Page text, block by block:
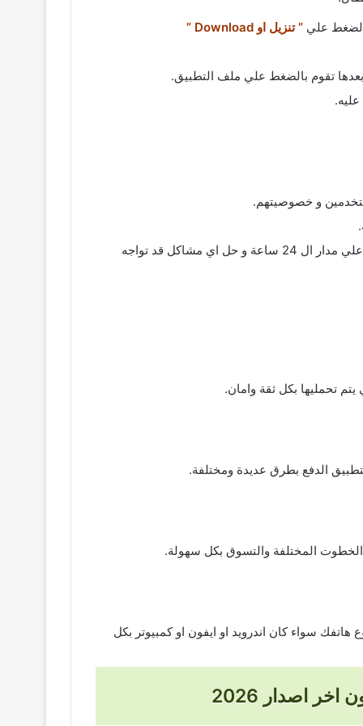
علي ” تنزيل او Download ”
تقوم بالضغط علي ملف التطبيق.
و خصوصيتهم.
دعم فني متواصل: يمكن لمستخدمين طريقة التسجيل في تطبيق بنك الائتمان العسكري الوصول الي الدعم الفني بسهولة علي مدار ال 24 ساعة و حل اي مشاكل قد تواجه
تحمليها بكل ثقة وامان.
الدفع بطرق عديدة ومختلفة.
الخطوت المختلفة والتسوق بكل سهولة.
سواء كان اندرويد او ايفون او كمبيوتر بكل